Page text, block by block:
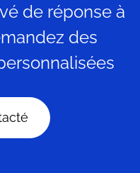
de réponse à
des